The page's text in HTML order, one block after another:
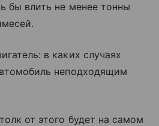
бы влить не менее тонны
в каких случаях
неподходящим
от этого будет на самом